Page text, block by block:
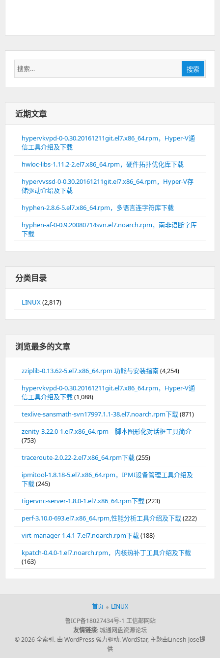
搜
索：
搜索
近期文章
hypervkvpd-0-0.30.20161211git.el7.x86_64.rpm，Hyper-V通
信工具介绍及下载
hwloc-libs-1.11.2-2.el7.x86_64.rpm，硬件拓扑优化库下载
hypervvssd-0-0.30.20161211git.el7.x86_64.rpm，Hyper-V存
储驱动介绍及下载
hyphen-2.8.6-5.el7.x86_64.rpm，多语言连字符库下载
hyphen-af-0-0.9.20080714svn.el7.noarch.rpm，南非语断字库
下载
分类目录
LINUX(2,817)
浏览最多的文章
zziplib-0.13.62-5.el7.x86_64.rpm 功能与安装指南(4,254)
hypervkvpd-0-0.30.20161211git.el7.x86_64.rpm，Hyper-V通
信工具介绍及下载(1,088)
texlive-sansmath-svn17997.1.1-38.el7.noarch.rpm下载(871)
zenity-3.22.0-1.el7.x86_64.rpm – 脚本图形化对话框工具简介
(753)
traceroute-2.0.22-2.el7.x86_64.rpm下载(255)
ipmitool-1.8.18-5.el7.x86_64.rpm，IPMI设备管理工具介绍及
下载(245)
tigervnc-server-1.8.0-1.el7.x86_64.rpm下载(223)
perf-3.10.0-693.el7.x86_64.rpm,性能分析工具介绍及下载(222)
virt-manager-1.4.1-7.el7.noarch.rpm下载(188)
kpatch-0.4.0-1.el7.noarch.rpm，内核热补丁工具介绍及下载
(163)
首页
LINUX
鲁ICP备18027434号-1 工信部网站
友情链接:城通网盘资源论坛
© 2026 全索引. 由 WordPress 强力驱动.WordStar, 主题由Linesh Jose提
供